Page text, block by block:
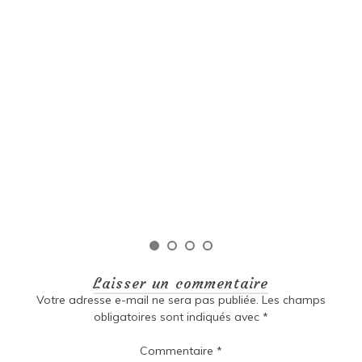
Laisser un commentaire
Votre adresse e-mail ne sera pas publiée. Les champs
obligatoires sont indiqués avec *
Commentaire *